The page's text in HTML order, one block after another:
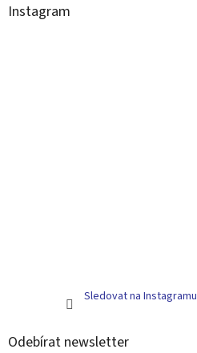
Instagram
Sledovat na Instagramu
Odebírat newsletter